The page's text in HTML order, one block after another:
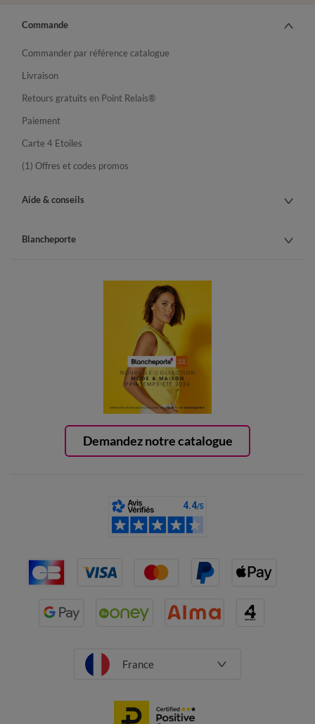
Demandez notre catalogue
Commande
Commander par référence catalogue
Livraison
Retours gratuits en Point Relais®
Paiement
Carte 4 Etoiles
(1) Offres et codes promos
Aide & conseils
Blancheporte
France